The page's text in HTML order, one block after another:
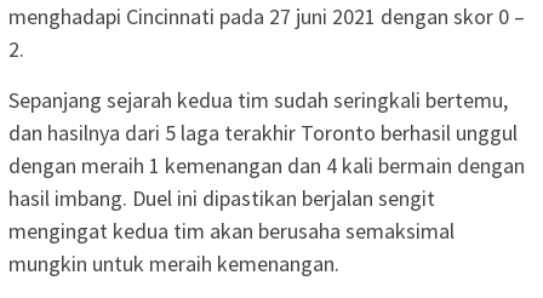
menghadapi Cincinnati pada 27 juni 2021 dengan skor 0 –
2.
Sepanjang sejarah kedua tim sudah seringkali bertemu,
dan hasilnya dari 5 laga terakhir Toronto berhasil unggul
dengan meraih 1 kemenangan dan 4 kali bermain dengan
hasil imbang. Duel ini dipastikan berjalan sengit
mengingat kedua tim akan berusaha semaksimal
mungkin untuk meraih kemenangan.